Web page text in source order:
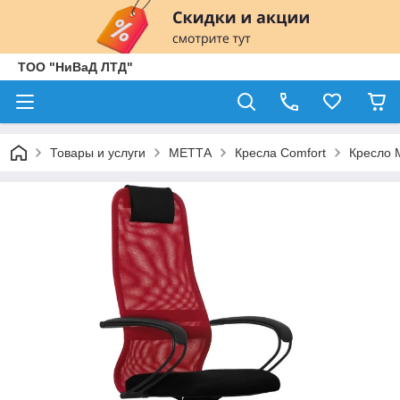
ТОО "НиВаД ЛТД"
Товары и услуги МЕТТА Кресла Comfort Кресло